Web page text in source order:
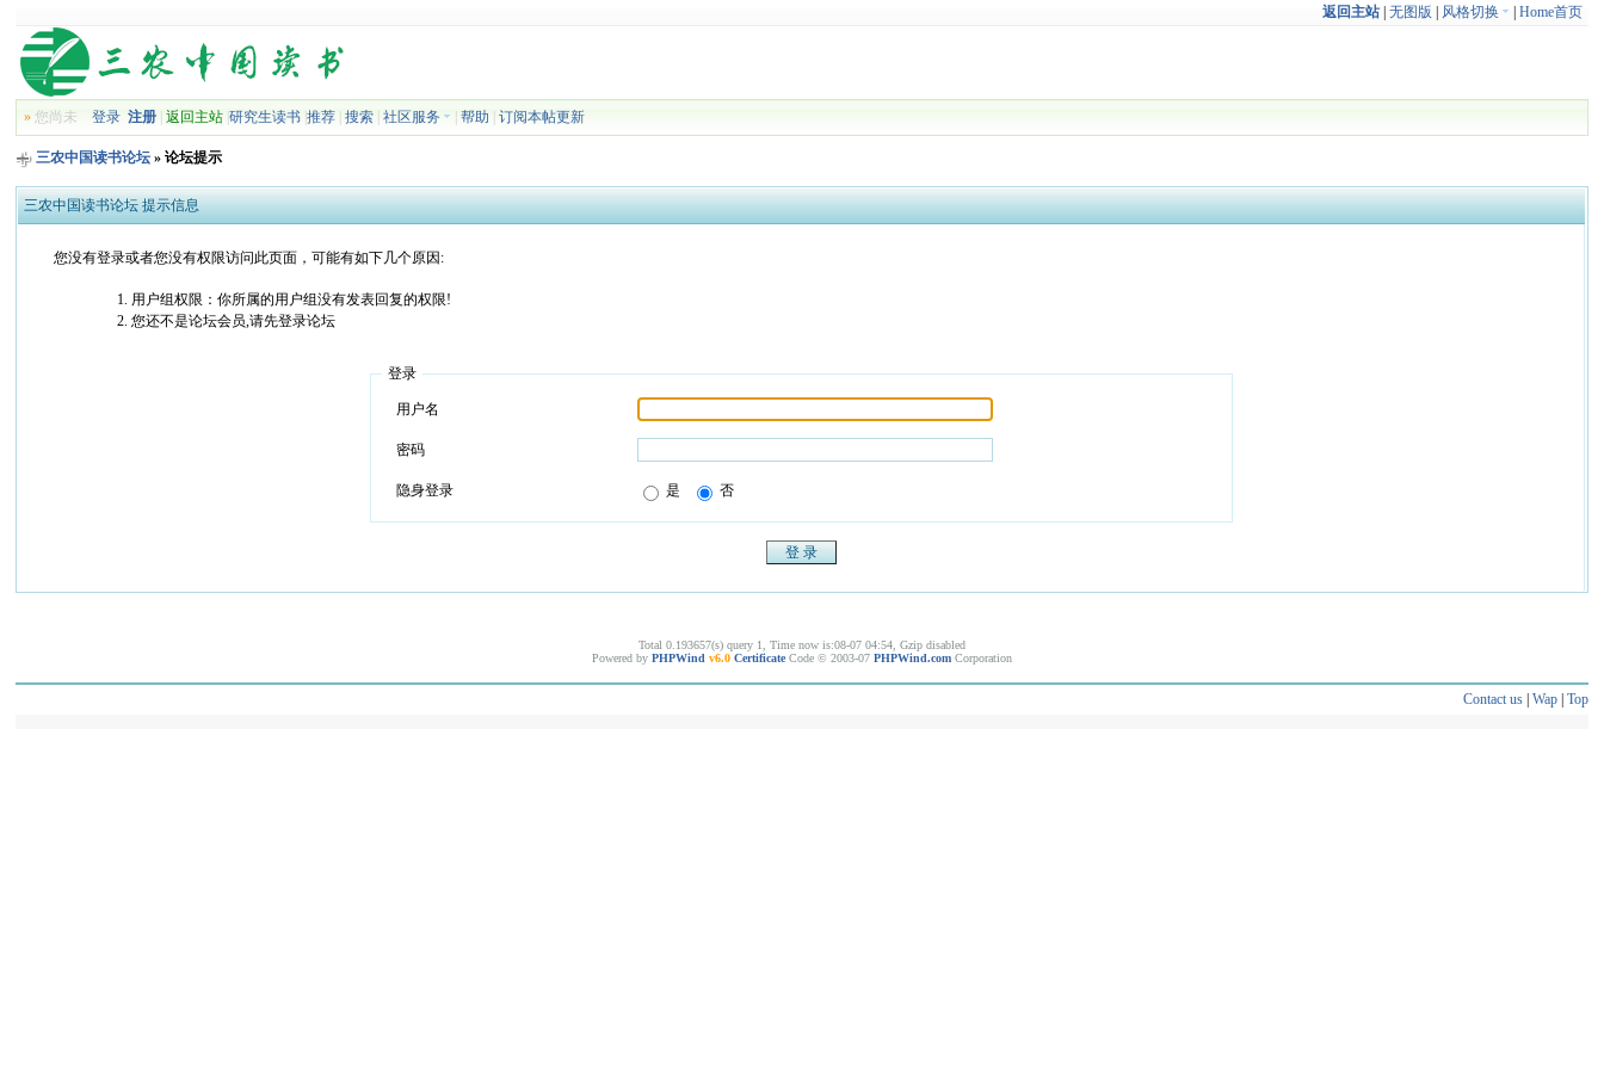
返回主站| 无图版 风格切换 Home首页
» 您尚未登录 注册 |返回主站 |研究生读书 |推荐 |搜索 |社区服务 |帮助 |订阅本帖更新
三农中国读书论坛 » 论坛提示
三农中国读书论坛 提示信息
您没有登录或者您没有权限访问此页面，可能有如下几个原因:
用户组权限：你所属的用户组没有发表回复的权限!
您还不是论坛会员,请先登录论坛
登录
用户名
密码
隐身登录 是 否
Total 0.193657(s) query 1, Time now is:08-07 04:54, Gzip disabled
Powered by PHPWind v6.0 Certificate Code © 2003-07 PHPWind.com Corporation
Contact us| Wap| Top